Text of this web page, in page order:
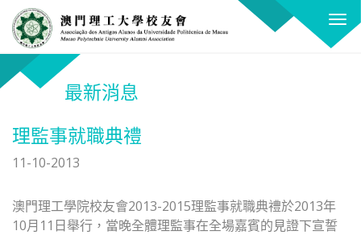
關
閉
T
o
最新消息
理監事就職典禮
11-10-2013
澳門理工學院校友會2013-2015理監事就職典禮於2013年
10月11日舉行，當晚全體理監事在全場嘉賓的見證下宣誓